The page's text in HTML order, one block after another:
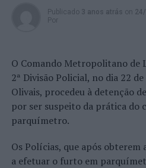
Publicado 3 anos atrás on
Por
O Comando Metropolitano de
2ª Divisão Policial, no dia 22
Olivais, procedeu à detenção
por ser suspeito da prática do
parquímetro.
Os Polícias, que após
a efetuar o furto em